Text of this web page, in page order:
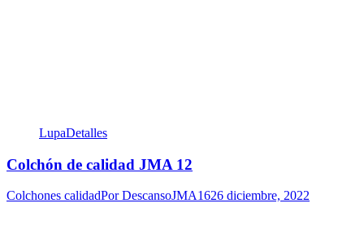
LupaDetalles
Colchón de calidad JMA 12
Colchones calidadPorDescansoJMA1626 diciembre, 2022